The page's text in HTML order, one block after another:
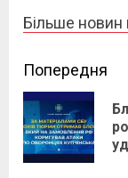
Більше новин
Continue
Reading
Попередня